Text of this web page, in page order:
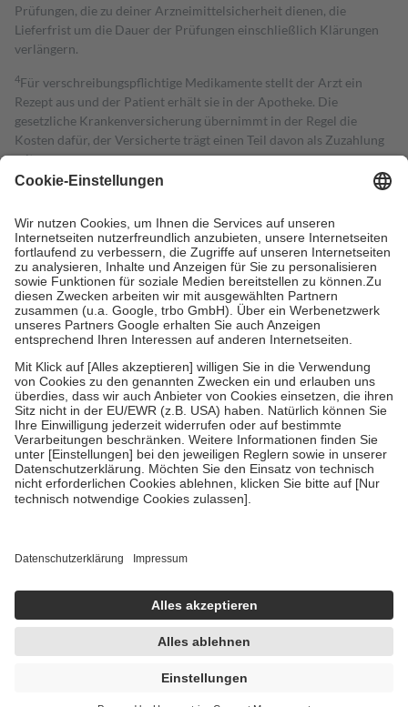
Prüfungen, die zu deiner Arzneimittelsicherheit dienen, die
Lieferfrist um die Dauer der Prüfungen einschließlich Klärungen
verlängern.
4Für verschreibungspflichtige Medikamente stellt der Arzt ein
Rezept aus und der Patient erhält sie in der Apotheke. Die
gesetzliche Krankenversicherung übernimmt in der Regel die
Kosten dafür, der Versicherte trägt einen Teil davon als Zuzahlung
mit.
Grundsätzlich leisten Mitglieder Zuzahlungen in Höhe von zehn
höchstens zehn Euro.
Es sind jedoch nie mehr als die tatsächlichen
Kosten der Leistung zu entrichten.
Diese Regeln gelten grundsätzlich auch für Online-Apotheken.
Bei Heilmitteln und häuslicher Krankenpflege beträgt die
Zuzahlung zehn Prozent der Kosten sowie zehn Euro je
Verordnung.
Um das Engagement der Versicherten für ihre eigene Gesundheit zu
stärken und die besondere Stellung der Familie zu unterstützen,
fallenkeine Zuzahlungenan bei:
• Kindern und Jugendlichen bis zum vollendeten 18. Lebensjahr
mit Ausnahme der Fahrkosten
• Untersuchungen zur Vorsorge und Früherkennung, die von der
GKV getragen werden
• empfohlenen Schutzimpfungen
• Harn- und Blutteststreifen
getroffen, um sicherzustellen, dass es sich um echte Bewertungen
https://help.etrusted.com/hc/de/articles/4419944605341
Einige Bilder und Inhalte wurden unter Zuhilfenahme künstlicher